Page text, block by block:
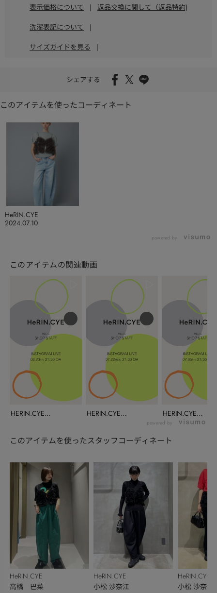
表示価格について | 返品交換に関して（返品特約)
洗濯表記について |
サイズガイドを見る |
シェアする
このアイテムを使ったコーディネート
2024.07.10
HeRIN.CYE
powered by
このアイテムの関連動画
HERIN.CYE
HERIN.CYE
HERIN.CYE
INSTALIVE(...
powered by
このアイテムを使ったスタッフコーディネート
HeRIN.CYE
高橋 巴菜
HeRIN.CYE
小松 沙奈江
HeRIN.CYE
小松 沙奈江